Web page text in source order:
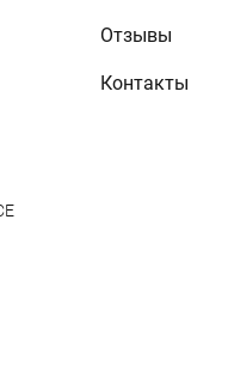
Отзывы
Контакты